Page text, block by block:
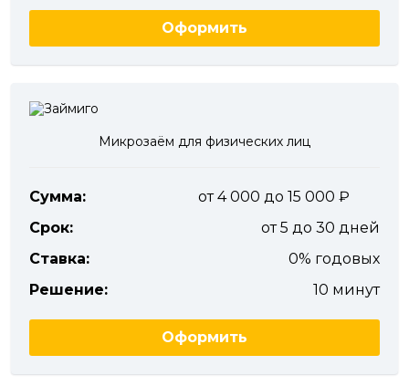
Оформить
Микрозаём для физических лиц
Сумма:
от 4 000 до 15 000
Срок:
от 5 до 30 дней
Ставка:
0% годовых
Решение:
10 минут
Оформить